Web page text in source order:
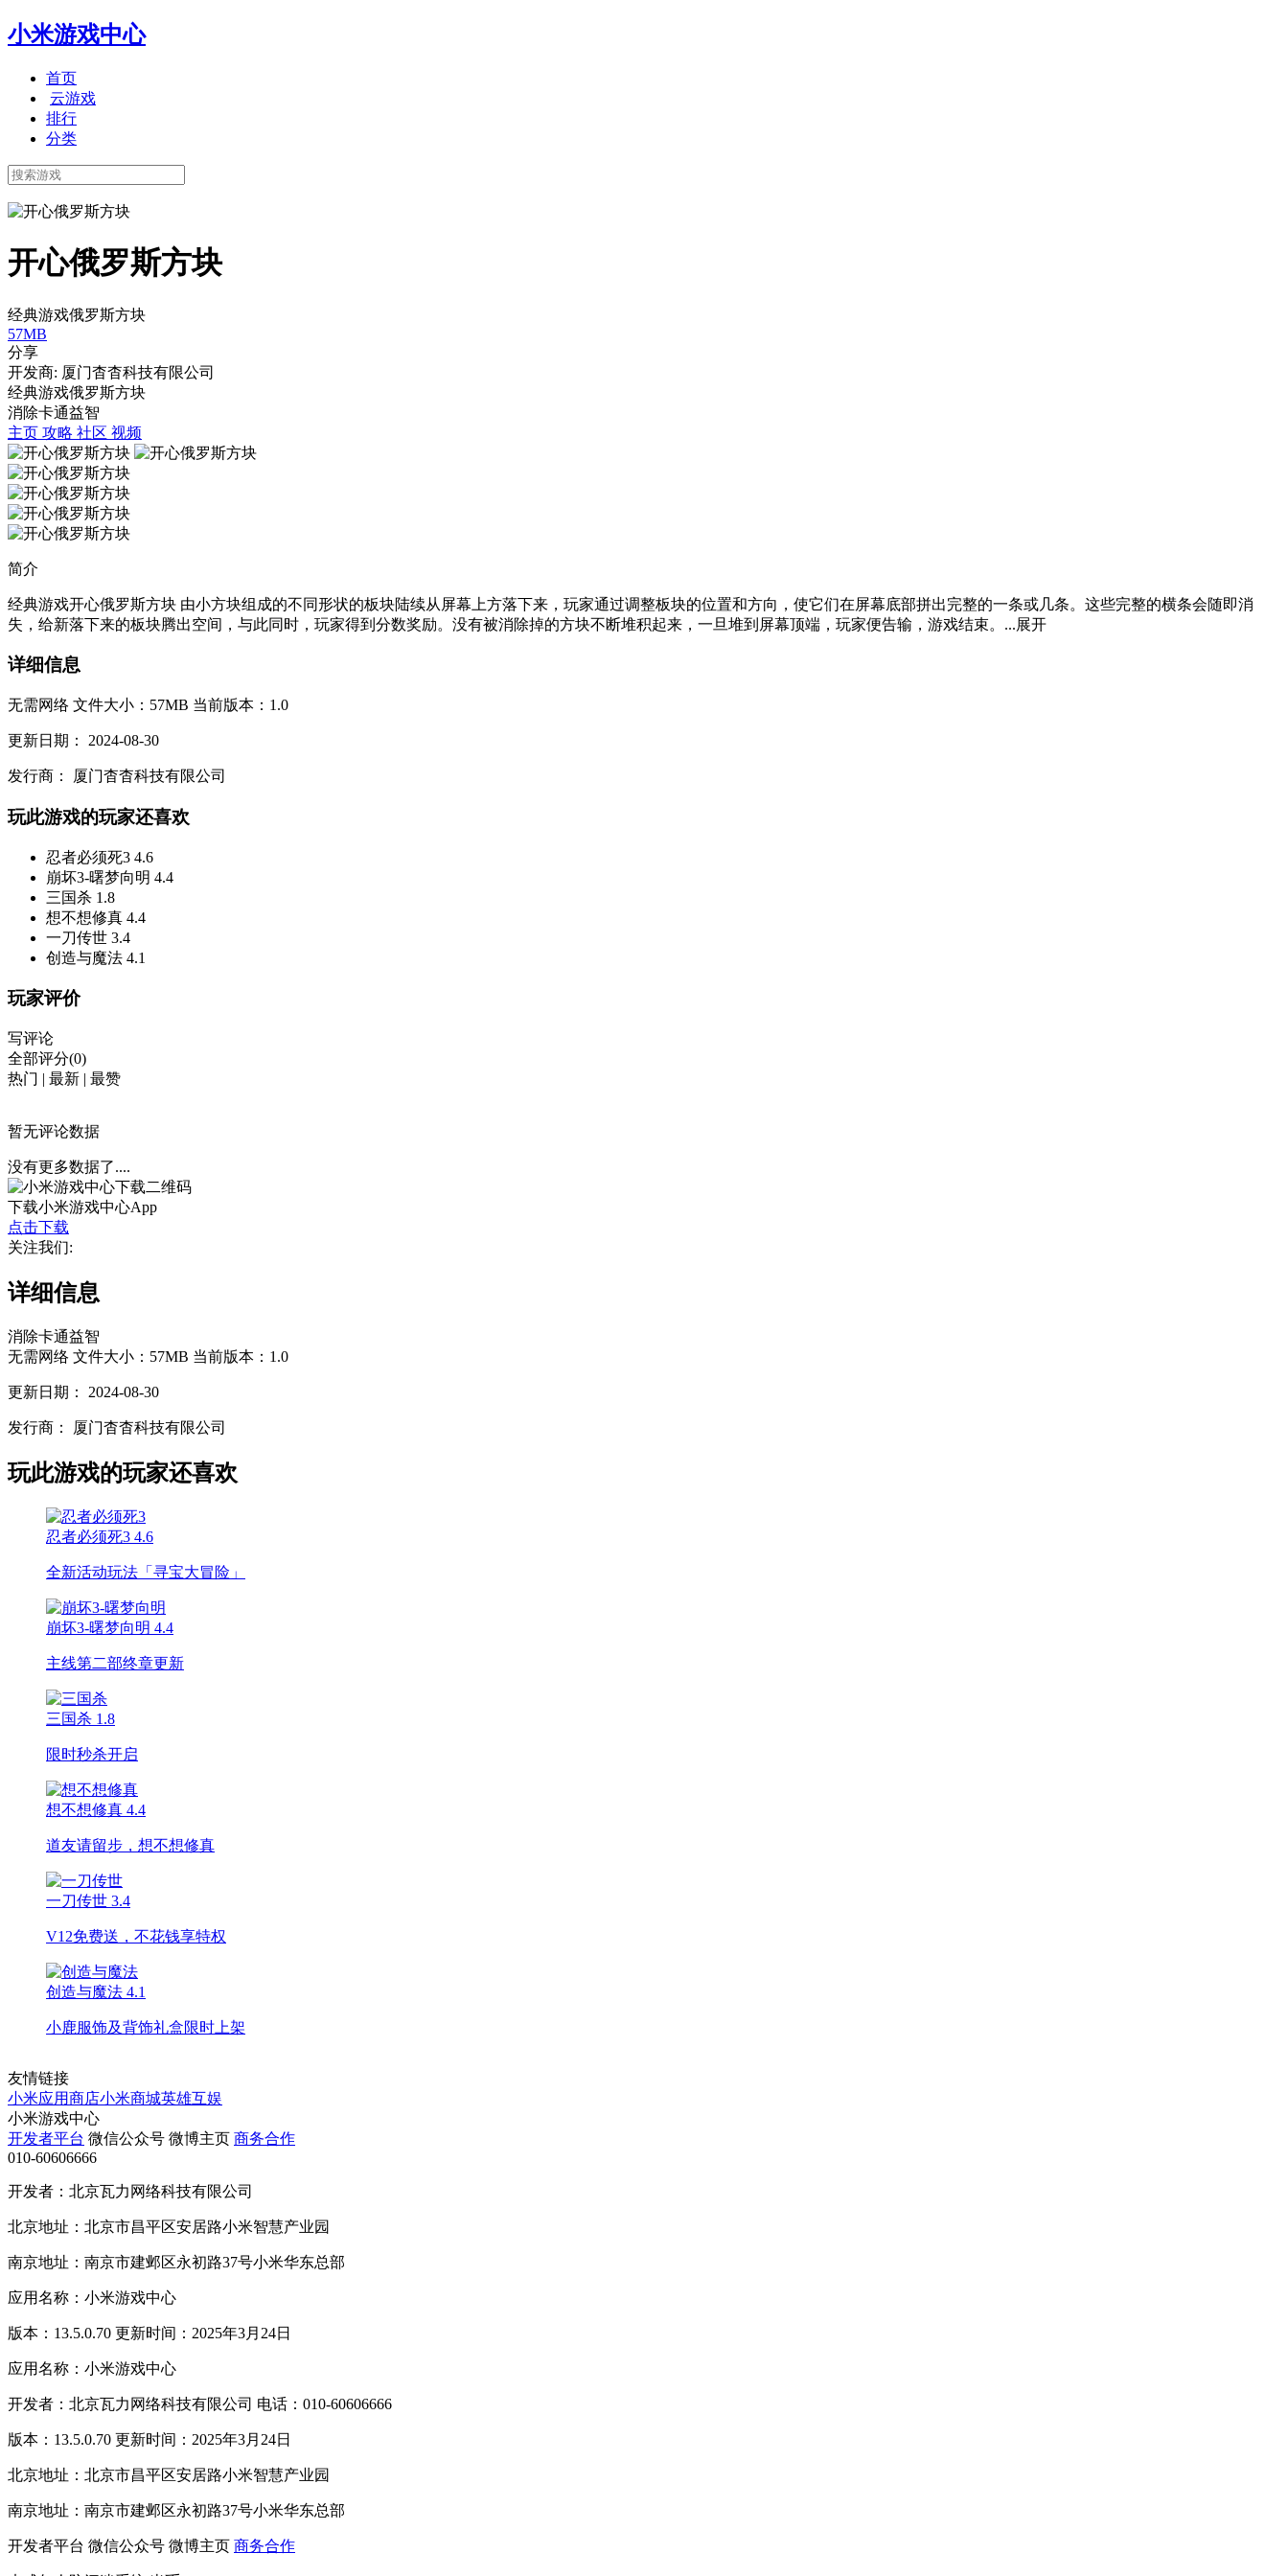
小米游戏中心
首页
云游戏
排行
分类
开心俄罗斯方块
经典游戏俄罗斯方块
57MB
分享
开发商: 厦门杳杳科技有限公司
经典游戏俄罗斯方块
消除卡通益智
主页 攻略 社区 视频
简介
经典游戏开心俄罗斯方块 由小方块组成的不同形状的板块陆续从屏幕上方落下来，玩家通过调整板块的位置和方向，使它们在屏幕底部拼出完整的一条或几条。这些完整的横条会随即消
失，给新落下来的板块腾出空间，与此同时，玩家得到分数奖励。没有被消除掉的方块不断堆积起来，一旦堆到屏幕顶端，玩家便告输，游戏结束。...展开
详细信息
无需网络 文件大小：57MB 当前版本：1.0
更新日期： 2024-08-30
发行商： 厦门杳杳科技有限公司
玩此游戏的玩家还喜欢
忍者必须死3 4.6
崩坏3-曙梦向明 4.4
三国杀 1.8
想不想修真 4.4
一刀传世 3.4
创造与魔法 4.1
玩家评价
写评论
全部评分(0)
热门 | 最新 | 最赞
暂无评论数据
没有更多数据了....
下载小米游戏中心App
点击下载
关注我们:
详细信息
消除卡通益智
无需网络 文件大小：57MB 当前版本：1.0
更新日期： 2024-08-30
发行商： 厦门杳杳科技有限公司
玩此游戏的玩家还喜欢
忍者必须死3 4.6
全新活动玩法「寻宝大冒险」
崩坏3-曙梦向明 4.4
主线第二部终章更新
三国杀 1.8
限时秒杀开启
想不想修真 4.4
道友请留步，想不想修真
一刀传世 3.4
V12免费送，不花钱享特权
创造与魔法 4.1
小鹿服饰及背饰礼盒限时上架
友情链接
小米应用商店小米商城英雄互娱
小米游戏中心
开发者平台 微信公众号 微博主页 商务合作
010-60606666
开发者：北京瓦力网络科技有限公司
北京地址：北京市昌平区安居路小米智慧产业园
南京地址：南京市建邺区永初路37号小米华东总部
应用名称：小米游戏中心
版本：13.5.0.70 更新时间：2025年3月24日
应用名称：小米游戏中心
开发者：北京瓦力网络科技有限公司 电话：010-60606666
版本：13.5.0.70 更新时间：2025年3月24日
北京地址：北京市昌平区安居路小米智慧产业园
南京地址：南京市建邺区永初路37号小米华东总部
开发者平台 微信公众号 微博主页 商务合作